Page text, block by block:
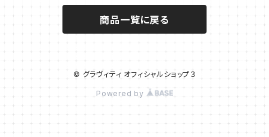
商品一覧に戻る
© グラヴィティ オフィシャルショップ３
Powered by